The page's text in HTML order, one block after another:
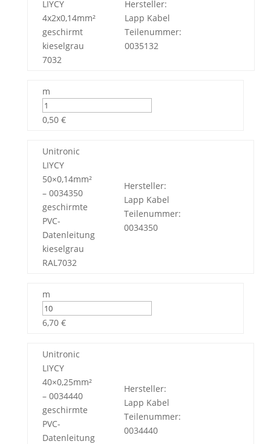
LIYCY
4x2x0,14mm²
geschirmt
kieselgrau
7032
Hersteller:
Lapp Kabel
Teilenummer:
0035132
m
0,50 €
Unitronic
LIYCY
50×0,14mm²
– 0034350
geschirmte
PVC-
Datenleitung
kieselgrau
RAL7032
Hersteller:
Lapp Kabel
Teilenummer:
0034350
m
6,70 €
Unitronic
LIYCY
40×0,25mm²
– 0034440
geschirmte
PVC-
Datenleitung
Hersteller:
Lapp Kabel
Teilenummer:
0034440